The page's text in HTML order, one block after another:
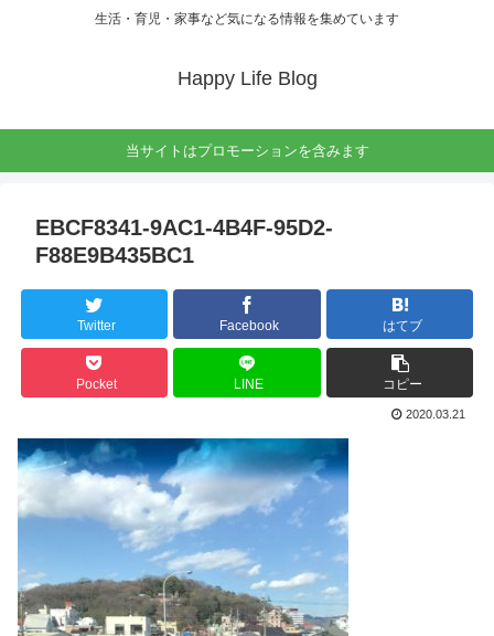
生活・育児・家事など気になる情報を集めています
Happy Life Blog
当サイトはプロモーションを含みます
EBCF8341-9AC1-4B4F-95D2-
F88E9B435BC1
Twitter Facebook はてブ
Pocket LINE コピー
2020.03.21